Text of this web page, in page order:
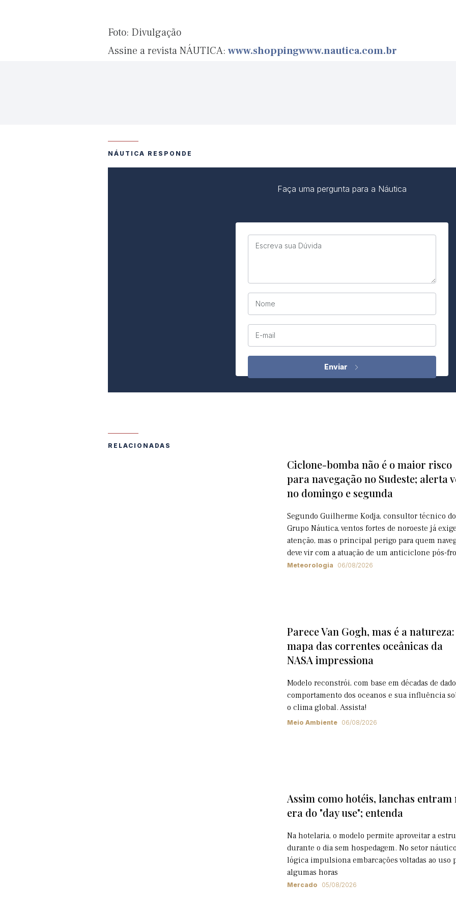
Foto: Divulgação
Assine a revista NÁUTICA: www.shoppingwww.nautica.com.br
NÁUTICA RESPONDE
Faça uma pergunta para a Náutica
Escreva sua Dúvida
Nome
E-mail
RELACIONADAS
Ciclone-bomba não é o maior risco
para navegação no Sudeste; alerta
no domingo e segunda
Segundo Guilherme Kodja, consultor técnico do
Grupo Náutica, ventos fortes de noroeste já
atenção, mas o principal perigo para quem
deve vir com a atuação de um anticiclone pós-
Meteorologia 06/08/2026
Parece Van Gogh, mas é a natureza:
mapa das correntes oceânicas da
NASA impressiona
Modelo reconstrói, com base em décadas de
comportamento dos oceanos e sua influência
o clima global. Assista!
Meio Ambiente 06/08/2026
Assim como hotéis, lanchas entram
era do "day use"; entenda
Na hotelaria, o modelo permite aproveitar a
durante o dia sem hospedagem. No setor
lógica impulsiona embarcações voltadas ao uso
algumas horas
Mercado 05/08/2026